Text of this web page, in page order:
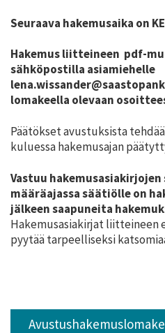
Seuraava hakemusaika on
Hakemus liitteineen pdf-
sähköpostilla asiamiehelle
lomakeella olevaan
Päätökset avustuksista
kuluessa hakemusajan
Vastuu hakemusasiakirjojen
määräajassa säätiölle on
jälkeen saapuneita
Hakemusasiakirjat liitteineen
pyytää tarpeelliseksi